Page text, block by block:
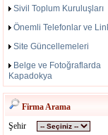
Sivil Toplum Kuruluşları
Önemli Telefonlar ve
Site Güncellemeleri
Belge ve Fotoğraflarda
Kapadokya
Firma Arama
Şehir